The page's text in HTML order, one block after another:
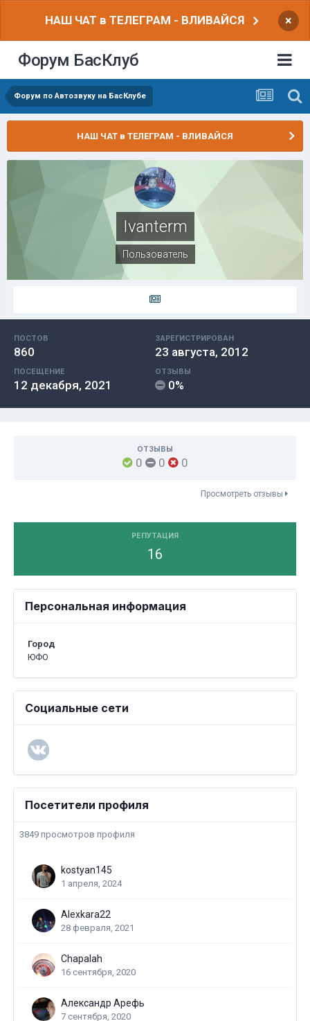
НАШ ЧАТ в ТЕЛЕГРАМ - ВЛИВАЙСЯ ×
Форум БасКлуб
Форум по Автозвуку на БасКлубе
НАШ ЧАТ в ТЕЛЕГРАМ - ВЛИВАЙСЯ
Ivanterm
Пользователь
ПОСТОВ
860
ЗАРЕГИСТРИРОВАН
23 августа, 2012
ПОСЕЩЕНИЕ
12 декабря, 2021
ОТЗЫВЫ
0%
ОТЗЫВЫ
0 0 0
Просмотреть отзывы
РЕПУТАЦИЯ
16
Персональная информация
Город
ЮФО
Социальные сети
Посетители профиля
3849 просмотров профиля
kostyan145
1 апреля, 2024
Alexkara22
28 февраля, 2021
Chapalah
16 сентября, 2020
Александр Арефь
7 сентября, 2020